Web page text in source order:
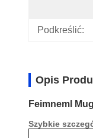
Podkreślić:
Opis
Feimneml
Szybkie